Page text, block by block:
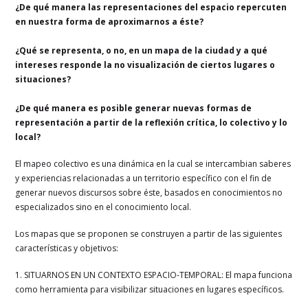
¿De qué manera las representaciones del espacio repercuten
en nuestra forma de aproximarnos a éste?
¿Qué se representa, o no, en un mapa de la ciudad y a qué
intereses responde la no visualización de ciertos lugares o
situaciones?
¿De qué manera es posible generar nuevas formas de
representación a partir de la reflexión crítica, lo colectivo y lo
local?
El mapeo colectivo es una dinámica en la cual se intercambian saberes
y experiencias relacionadas a un territorio específico con el fin de
generar nuevos discursos sobre éste, basados en conocimientos no
especializados sino en el conocimiento local.
Los mapas que se proponen se construyen a partir de las siguientes
características y objetivos:
1. SITUARNOS EN UN CONTEXTO ESPACIO-TEMPORAL: El mapa funciona
como herramienta para visibilizar situaciones en lugares específicos.